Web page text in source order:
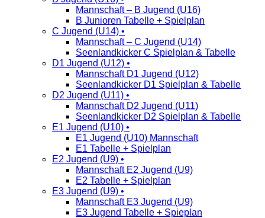
Mannschaft – B Jugend (U16)
B Junioren Tabelle + Spielplan
C Jugend (U14) •
Mannschaft – C Jugend (U14)
Seenlandkicker C Spielplan & Tabelle
D1 Jugend (U12) •
Mannschaft D1 Jugend (U12)
Seenlandkicker D1 Spielplan & Tabelle
D2 Jugend (U11) •
Mannschaft D2 Jugend (U11)
Seenlandkicker D2 Spielplan & Tabelle
E1 Jugend (U10) •
E1 Jugend (U10) Mannschaft
E1 Tabelle + Spielplan
E2 Jugend (U9) •
Mannschaft E2 Jugend (U9)
E2 Tabelle + Spielplan
E3 Jugend (U9) •
Mannschaft E3 Jugend (U9)
E3 Jugend Tabelle + Spieplan